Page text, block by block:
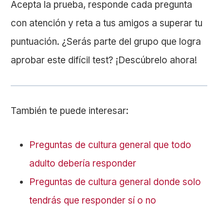
Acepta la prueba, responde cada pregunta
con atención y reta a tus amigos a superar tu
puntuación. ¿Serás parte del grupo que logra
aprobar este difícil test? ¡Descúbrelo ahora!
También te puede interesar:
Preguntas de cultura general que todo
adulto debería responder
Preguntas de cultura general donde solo
tendrás que responder sí o no